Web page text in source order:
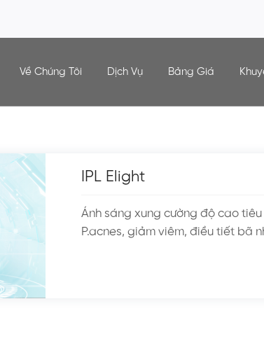
Về Chúng Tôi Dịch Vụ Bảng Giá
IPL Elight
Ánh sáng xung cường độ cao
P.acnes, giảm viêm, điều tiết bã